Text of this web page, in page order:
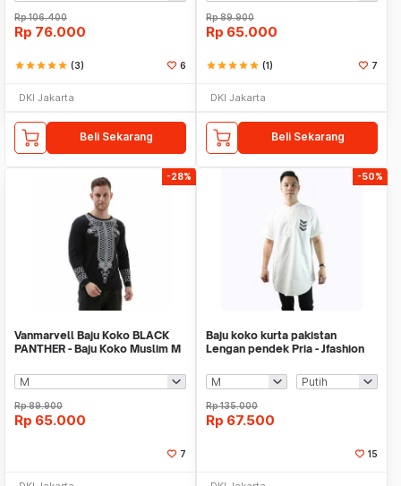
Rp106.400
Rp 76.000
starstarstarstarstar (3) 6
DKI Jakarta
Beli Sekarang
Rp89.900
Rp 65.000
starstarstarstarstar (1) 7
DKI Jakarta
Beli Sekarang
-28%
Vanmarvell Baju Koko BLACK
PANTHER - Baju Koko Muslim M
Rp89.900
Rp 65.000
7
-50%
Baju koko kurta pakistan
Lengan pendek Pria - Jfashion
Rp135.000
Rp 67.500
15